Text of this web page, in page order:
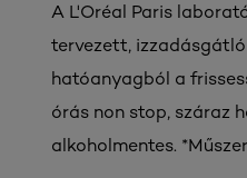
A L'Oréal Paris
tervezett,
hatóanyagból a
órás non stop, száraz
alkoholmentes.